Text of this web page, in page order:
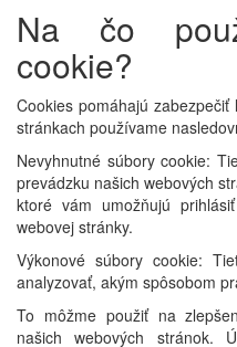
Na čo
cookie?
Cookies pomáhajú
stránkach používame
Nevyhnutné súbory cookie:
prevádzku našich webových
ktoré vám umožňujú
webovej stránky.
Výkonové súbory cookie:
analyzovať, akým spôsobom
To môžme použiť na
našich webových stránok.